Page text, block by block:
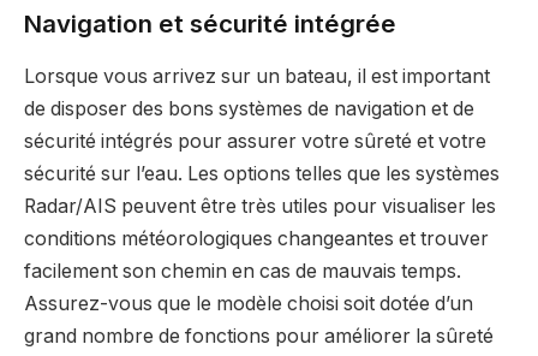
Navigation et sécurité intégrée
Lorsque vous arrivez sur un bateau, il est important
de disposer des bons systèmes de navigation et de
sécurité intégrés pour assurer votre sûreté et votre
sécurité sur l’eau. Les options telles que les systèmes
Radar/AIS peuvent être très utiles pour visualiser les
conditions météorologiques changeantes et trouver
facilement son chemin en cas de mauvais temps.
Assurez-vous que le modèle choisi soit dotée d’un
grand nombre de fonctions pour améliorer la sûreté